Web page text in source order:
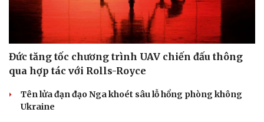
Đức tăng tốc chương trình UAV chiến đấu thông
qua hợp tác với Rolls-Royce
Tên lửa đạn đạo Nga khoét sâu lỗ hổng phòng không
Ukraine